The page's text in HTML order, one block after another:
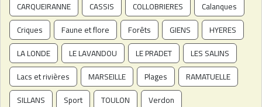
CARQUEIRANNE
CASSIS COLLOBRIERES
Calanques
Criques
Faune et flore Forêts GIENS
HYERES
LA LONDE
LE LAVANDOU LE PRADET
LES SALINS
Lacs et rivières
MARSEILLE Plages
RAMATUELLE
SILLANS
Sport TOULON Verdon